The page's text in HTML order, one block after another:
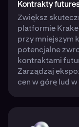
Kontrakty
Zwiększ
platformie
przy mniejszym
potencjalne
kontraktami
Zarządzaj
cen w górę lud w